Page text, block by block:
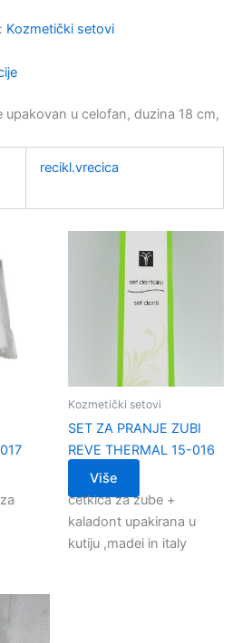
Kozmetički setovi
upakovan u celofan, duzina 18 cm,
recikl.vrecica
Kozmetički setovi
SET ZA PRANJE ZUBI
REVE THERMAL 15-016
Više
cetkica za zube +
kaladont upakirana u
kutiju ,madei in italy